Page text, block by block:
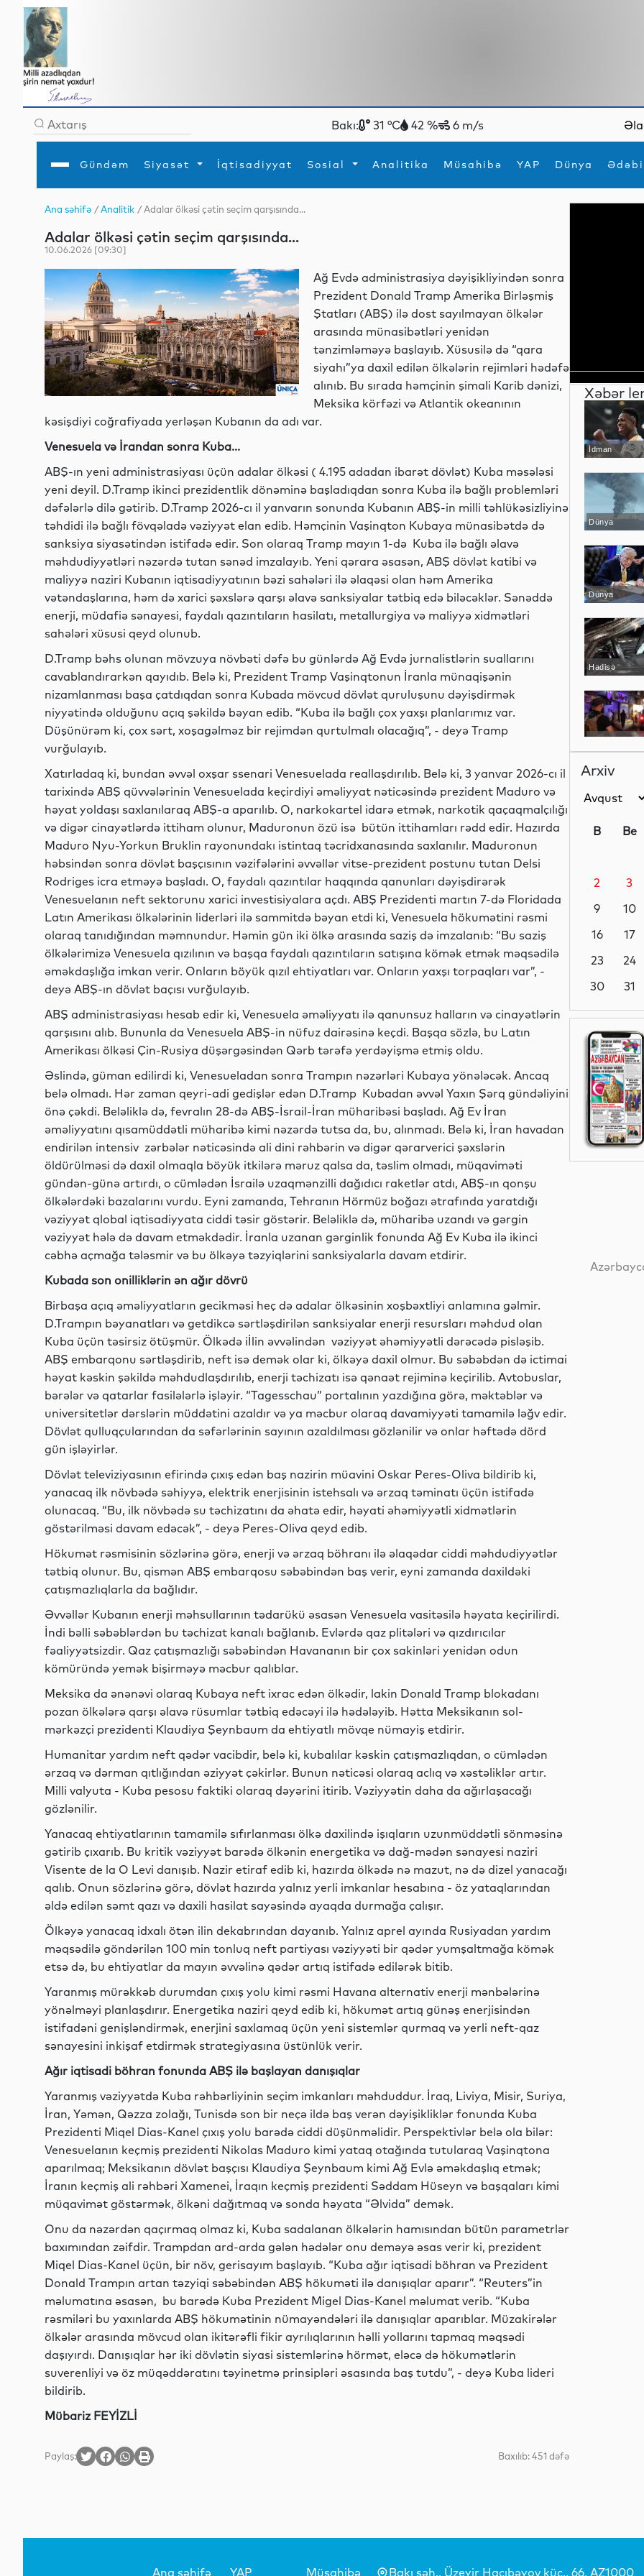
Bakı: 31 °C 42 % 6 m/s
Gündəm Siyasət İqtisadiyyat Sosial Analitika Müsahibə YAP Dünya
Gündəm
İqtisadiyyat
Analitika
Mədəniyyət
Müsahibə
MEDİA
Xarici siyasətTurizm
Hadisə
Diaspor
Ana səhifə /Analitik / Adalar ölkəsi çətin seçim qarşısında...
Adalar ölkəsi çətin seçim qarşısında...
10.06.2026 [09:30]
Ağ Evdə administrasiya dəyişikliyindən sonra
Prezident Donald Tramp Amerika Birləşmiş
Ştatları (ABŞ) ilə dost sayılmayan ölkələr
arasında münasibətləri yenidən
tənzimləməyə başlayıb. Xüsusilə də “qara
siyahı”ya daxil edilən ölkələrin rejimləri hədəfə
alınıb. Bu sırada həmçinin şimali Karib dənizi,
Meksika körfəzi və Atlantik okeanının
kəsişdiyi coğrafiyada yerləşən Kubanın da adı var.
Venesuela və İrandan sonra Kuba...
ABŞ-ın yeni administrasiyası üçün adalar ölkəsi ( 4.195 adadan ibarət dövlət) Kuba məsələsi
yeni deyil. D.Tramp ikinci prezidentlik dönəminə başladıqdan sonra Kuba ilə bağlı problemləri
dəfələrlə dilə gətirib. D.Tramp 2026-cı il yanvarın sonunda Kubanın ABŞ-in milli təhlükəsizliyinə
təhdidi ilə bağlı fövqəladə vəziyyət elan edib. Həmçinin Vaşinqton Kubaya münasibətdə də
sanksiya siyasətindən istifadə edir. Son olaraq Tramp mayın 1-də Kuba ilə bağlı əlavə
məhdudiyyətləri nəzərdə tutan sənəd imzalayıb. Yeni qərara əsasən, ABŞ dövlət katibi və
maliyyə naziri Kubanın iqtisadiyyatının bəzi sahələri ilə əlaqəsi olan həm Amerika
vətəndaşlarına, həm də xarici şəxslərə qarşı əlavə sanksiyalar tətbiq edə biləcəklər. Sənəddə
enerji, müdafiə sənayesi, faydalı qazıntıların hasilatı, metallurgiya və maliyyə xidmətləri
sahələri xüsusi qeyd olunub.
D.Tramp bəhs olunan mövzuya növbəti dəfə bu günlərdə Ağ Evdə jurnalistlərin suallarını
cavablandırarkən qayıdıb. Belə ki, Prezident Tramp Vaşinqtonun İranla münaqişənin
nizamlanması başa çatdıqdan sonra Kubada mövcud dövlət quruluşunu dəyişdirmək
niyyətində olduğunu açıq şəkildə bəyan edib. “Kuba ilə bağlı çox yaxşı planlarımız var.
Düşünürəm ki, çox sərt, xoşagəlməz bir rejimdən qurtulmalı olacağıq”, - deyə Tramp
vurğulayıb.
Xatırladaq ki, bundan əvvəl oxşar ssenari Venesuelada reallaşdırılıb. Belə ki, 3 yanvar 2026-cı il
tarixində ABŞ qüvvələrinin Venesuelada keçirdiyi əməliyyat nəticəsində prezident Maduro və
həyat yoldaşı saxlanılaraq ABŞ-a aparılıb. O, narkokartel idarə etmək, narkotik qaçaqmalçılığı
və digər cinayətlərdə ittiham olunur, Maduronun özü isə bütün ittihamları rədd edir. Hazırda
Maduro Nyu-Yorkun Bruklin rayonundakı istintaq təcridxanasında saxlanılır. Maduronun
həbsindən sonra dövlət başçısının vəzifələrini əvvəllər vitse-prezident postunu tutan Delsi
Rodriges icra etməyə başladı. O, faydalı qazıntılar haqqında qanunları dəyişdirərək
Venesuelanın neft sektorunu xarici investisiyalara açdı. ABŞ Prezidenti martın 7-də Floridada
Latın Amerikası ölkələrinin liderləri ilə sammitdə bəyan etdi ki, Venesuela hökumətini rəsmi
olaraq tanıdığından məmnundur. Həmin gün iki ölkə arasında saziş də imzalanıb: “Bu saziş
ölkələrimizə Venesuela qızılının və başqa faydalı qazıntıların satışına kömək etmək məqsədilə
əməkdaşlığa imkan verir. Onların böyük qızıl ehtiyatları var. Onların yaxşı torpaqları var”, -
deyə ABŞ-ın dövlət baçısı vurğulayıb.
ABŞ administrasiyası hesab edir ki, Venesuela əməliyyatı ilə qanunsuz halların və cinayətlərin
qarşısını alıb. Bununla da Venesuela ABŞ-in nüfuz dairəsinə keçdi. Başqa sözlə, bu Latın
Amerikası ölkəsi Çin-Rusiya düşərgəsindən Qərb tərəfə yerdəyişmə etmiş oldu.
Əslində, güman edilirdi ki, Venesueladan sonra Trampın nəzərləri Kubaya yönələcək. Ancaq
belə olmadı. Hər zaman qeyri-adi gedişlər edən D.Tramp Kubadan əvvəl Yaxın Şərq gündəliyini
önə çəkdi. Beləliklə də, fevralın 28-də ABŞ-İsrail-İran müharibəsi başladı. Ağ Ev İran
əməliyyatını qısamüddətli müharibə kimi nəzərdə tutsa da, bu, alınmadı. Belə ki, İran havadan
endirilən intensiv zərbələr nəticəsində ali dini rəhbərin və digər qərarverici şəxslərin
öldürülməsi də daxil olmaqla böyük itkilərə məruz qalsa da, təslim olmadı, müqaviməti
gündən-günə artırdı, o cümlədən İsrailə uzaqmənzilli dağıdıcı raketlər atdı, ABŞ-ın qonşu
ölkələrdəki bazalarını vurdu. Eyni zamanda, Tehranın Hörmüz boğazı ətrafında yaratdığı
vəziyyət qlobal iqtisadiyyata ciddi təsir göstərir. Beləliklə də, müharibə uzandı və gərgin
vəziyyət hələ də davam etməkdədir. İranla uzanan gərginlik fonunda Ağ Ev Kuba ilə ikinci
cəbhə açmağa tələsmir və bu ölkəyə təzyiqlərini sanksiyalarla davam etdirir.
Kubada son onilliklərin ən ağır dövrü
Birbaşa açıq əməliyyatların gecikməsi heç də adalar ölkəsinin xoşbəxtliyi anlamına gəlmir.
D.Trampın bəyanatları və getdikcə sərtləşdirilən sanksiyalar enerji resursları məhdud olan
Kuba üçün təsirsiz ötüşmür. Ölkədə iİlin əvvəlindən vəziyyət əhəmiyyətli dərəcədə pisləşib.
ABŞ embarqonu sərtləşdirib, neft isə demək olar ki, ölkəyə daxil olmur. Bu səbəbdən də ictimai
həyat kəskin şəkildə məhdudlaşdırılıb, enerji təchizatı isə qənaət rejiminə keçirilib. Avtobuslar,
bərələr və qatarlar fasilələrlə işləyir. “Tagesschau” portalının yazdığına görə, məktəblər və
universitetlər dərslərin müddətini azaldır və ya məcbur olaraq davamiyyəti tamamilə ləğv edir.
Dövlət qulluqçularından da səfərlərinin sayının azaldılması gözlənilir və onlar həftədə dörd
gün işləyirlər.
Dövlət televiziyasının efirində çıxış edən baş nazirin müavini Oskar Peres-Oliva bildirib ki,
yanacaq ilk növbədə səhiyyə, elektrik enerjisinin istehsalı və ərzaq təminatı üçün istifadə
olunacaq. “Bu, ilk növbədə su təchizatını da əhatə edir, həyati əhəmiyyətli xidmətlərin
göstərilməsi davam edəcək”, - deyə Peres-Oliva qeyd edib.
Hökumət rəsmisinin sözlərinə görə, enerji və ərzaq böhranı ilə əlaqədar ciddi məhdudiyyətlər
tətbiq olunur. Bu, qismən ABŞ embarqosu səbəbindən baş verir, eyni zamanda daxildəki
çatışmazlıqlarla da bağlıdır.
Əvvəllər Kubanın enerji məhsullarının tədarükü əsasən Venesuela vasitəsilə həyata keçirilirdi.
İndi bəlli səbəblərdən bu təchizat kanalı bağlanıb. Evlərdə qaz plitələri və qızdırıcılar
fəaliyyətsizdir. Qaz çatışmazlığı səbəbindən Havananın bir çox sakinləri yenidən odun
kömüründə yemək bişirməyə məcbur qalıblar.
Meksika da ənənəvi olaraq Kubaya neft ixrac edən ölkədir, lakin Donald Tramp blokadanı
pozan ölkələrə qarşı əlavə rüsumlar tətbiq edəcəyi ilə hədələyib. Hətta Meksikanın sol-
mərkəzçi prezidenti Klaudiya Şeynbaum da ehtiyatlı mövqe nümayiş etdirir.
Humanitar yardım neft qədər vacibdir, belə ki, kubalılar kəskin çatışmazlıqdan, o cümlədən
ərzaq və dərman qıtlığından əziyyət çəkirlər. Bunun nəticəsi olaraq aclıq və xəstəliklər artır.
Milli valyuta - Kuba pesosu faktiki olaraq dəyərini itirib. Vəziyyətin daha da ağırlaşacağı
gözlənilir.
Yanacaq ehtiyatlarının tamamilə sıfırlanması ölkə daxilində işıqların uzunmüddətli sönməsinə
gətirib çıxarıb. Bu kritik vəziyyət barədə ölkənin energetika və dağ-mədən sənayesi naziri
Visente de la O Levi danışıb. Nazir etiraf edib ki, hazırda ölkədə nə mazut, nə də dizel yanacağı
qalıb. Onun sözlərinə görə, dövlət hazırda yalnız yerli imkanlar hesabına - öz yataqlarından
əldə edilən səmt qazı və daxili hasilat sayəsində ayaqda durmağa çalışır.
Ölkəyə yanacaq idxalı ötən ilin dekabrından dayanıb. Yalnız aprel ayında Rusiyadan yardım
məqsədilə göndərilən 100 min tonluq neft partiyası vəziyyəti bir qədər yumşaltmağa kömək
etsə də, bu ehtiyatlar da mayın əvvəlinə qədər artıq istifadə edilərək bitib.
Yaranmış mürəkkəb durumdan çıxış yolu kimi rəsmi Havana alternativ enerji mənbələrinə
yönəlməyi planlaşdırır. Energetika naziri qeyd edib ki, hökumət artıq günəş enerjisindən
istifadəni genişləndirmək, enerjini saxlamaq üçün yeni sistemlər qurmaq və yerli neft-qaz
sənayesini inkişaf etdirmək strategiyasına üstünlük verir.
Ağır iqtisadi böhran fonunda ABŞ ilə başlayan danışıqlar
Yaranmış vəziyyətdə Kuba rəhbərliyinin seçim imkanları məhduddur. İraq, Liviya, Misir, Suriya,
İran, Yəmən, Qəzza zolağı, Tunisdə son bir neçə ildə baş verən dəyişikliklər fonunda Kuba
Prezidenti Miqel Dias-Kanel çıxış yolu barədə ciddi düşünməlidir. Perspektivlər belə ola bilər:
Venesuelanın keçmiş prezidenti Nikolas Maduro kimi yataq otağında tutularaq Vaşinqtona
aparılmaq; Meksikanın dövlət başçısı Klaudiya Şeynbaum kimi Ağ Evlə əməkdaşlıq etmək;
İranın keçmiş ali rəhbəri Xamenei, İraqın keçmiş prezidenti Səddam Hüseyn və başqaları kimi
müqavimət göstərmək, ölkəni dağıtmaq və sonda həyata “Əlvida” demək.
Onu da nəzərdən qaçırmaq olmaz ki, Kuba sadalanan ölkələrin hamısından bütün parametrlər
baxımından zəifdir. Trampdan ard-arda gələn hədələr onu deməyə əsas verir ki, prezident
Miqel Dias-Kanel üçün, bir növ, gerisayım başlayıb. “Kuba ağır iqtisadi böhran və Prezident
Donald Trampın artan təzyiqi səbəbindən ABŞ hökuməti ilə danışıqlar aparır”. “Reuters”in
məlumatına əsasən, bu barədə Kuba Prezident Migel Dias-Kanel məlumat verib. “Kuba
rəsmiləri bu yaxınlarda ABŞ hökumətinin nümayəndələri ilə danışıqlar aparıblar. Müzakirələr
ölkələr arasında mövcud olan ikitərəfli fikir ayrılıqlarının həlli yollarını tapmaq məqsədi
daşıyırdı. Danışıqlar hər iki dövlətin siyasi sistemlərinə hörmət, eləcə də hökumətlərin
suverenliyi və öz müqəddəratını təyinetmə prinsipləri əsasında baş tutdu”, - deyə Kuba lideri
bildirib.
Mübariz FEYİZLİ
Paylaş: Baxılıb: 451 dəfə
Xəbər
İdman
Dünya
Dünya
Hadisə
Dünya
Gündəm
Siyasət
Siyasət
Dünya
Arxiv
B Be
2
3
9
10
16
17
23
24
30
31
Ana səhifə YAP Müsahibə Bakı şəh., Üzeyir Hacıbəyov küç., 66, AZ1000